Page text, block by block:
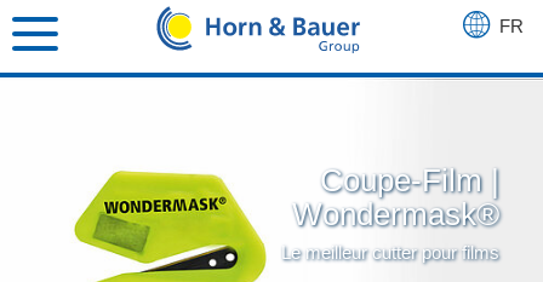
Coupe-Film |
Wondermask®
Le meilleur cutter pour films
FR